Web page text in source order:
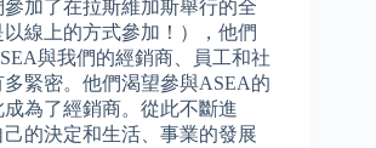
參加了在拉斯維加斯舉行的全
線上的方式參加！），他們
與我們的經銷商、員工和社
緊密。他們渴望參與ASEA的
為了經銷商。從此不斷進
的決定和生活、事業的發展